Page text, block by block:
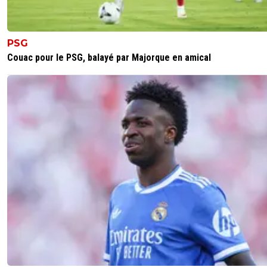
PSG
Couac pour le PSG, balayé par Majorque en amical